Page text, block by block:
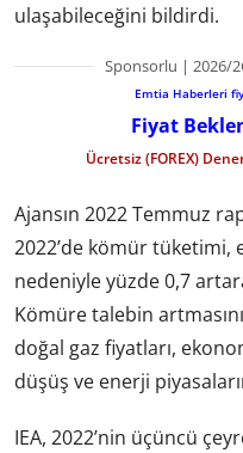
ulaşabileceğini bildirdi.
Sponsorlu | 2026/
Emtia Haberleri
Fiyat
Ücretsiz (FOREX)
Ajansın 2022 Temmuz
2022’de kömür tüketimi,
nedeniyle yüzde 0,7
Kömüre talebin
doğal gaz fiyatları,
düşüş ve enerji
IEA, 2022’nin üçüncü